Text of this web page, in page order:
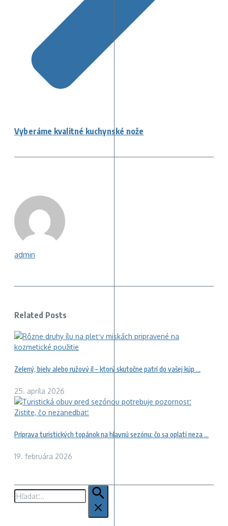
Vyberáme kvalitné kuchynské nože
admin
Related Posts
Zelený, biely alebo ružový íl – ktorý skutočne patrí do vašej kúp ...
25. apríla 2026
Príprava turistických topánok na hlavnú sezónu: čo sa oplatí neza ...
19. februára 2026
Hľadať: